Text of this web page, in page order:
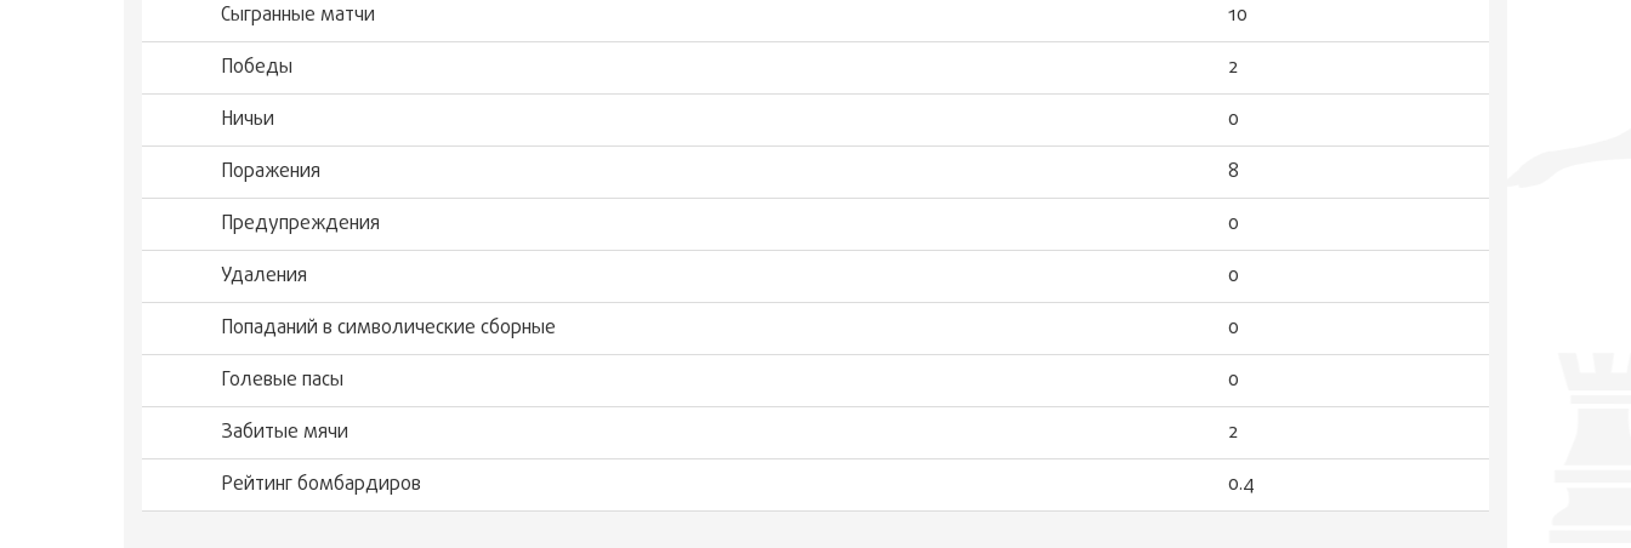
Сыгранные матчи
10
Победы
2
Ничьи
0
Поражения
8
Предупреждения
0
Удаления
0
Попаданий в символические сборные
0
Голевые пасы
0
Забитые мячи
2
Рейтинг бомбардиров
0.4